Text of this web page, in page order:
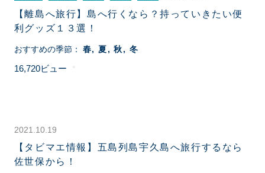
【離島へ旅行】島へ行くなら？持っていきたい便
利グッズ１３選！
おすすめの季節： 春 夏 秋 冬
16,720
2021.10.19
【タビマエ情報】五島列島宇久島へ旅行するなら
佐世保から！